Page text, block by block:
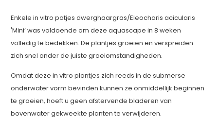
Enkele in vitro potjes dwerghaargras/Eleocharis acicularis
'Mini’ was voldoende om deze aquascape in 8 weken
volledig te bedekken. De plantjes groeien en verspreiden
zich snel onder de juiste groeiomstandigheden.
Omdat deze in vitro plantjes zich reeds in de submerse
onderwater vorm bevinden kunnen ze onmiddellijk beginnen
te groeien, hoeft u geen afstervende bladeren van
bovenwater gekweekte planten te verwijderen.